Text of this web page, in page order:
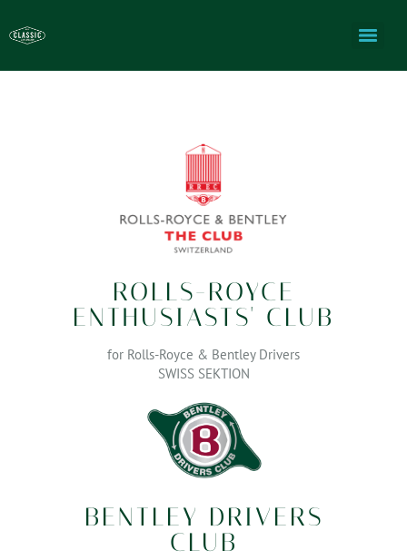
ROLLS-ROYCE
ENTHUSIASTS' CLUB
for Rolls-Royce & Bentley Drivers
SWISS SEKTION
BENTLEY DRIVERS
CLUB